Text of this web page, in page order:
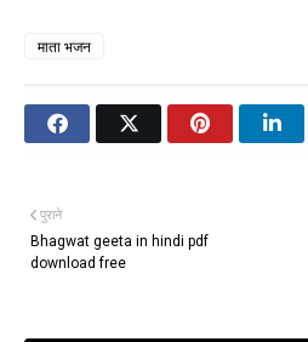
माता भजन
पुराने
Bhagwat geeta in hindi pdf
download free